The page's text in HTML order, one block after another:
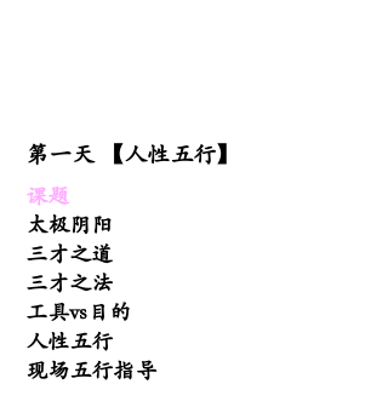
第一天 【人性五行】
课题
太极阴阳
三才之道
三才之法
工具vs目的
人性五行
现场五行指导